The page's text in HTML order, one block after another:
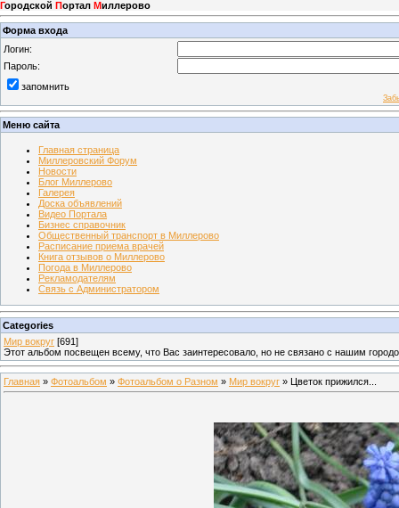
Городской Портал Миллерово
Форма входа
Логин:
Пароль:
запомнить
Меню сайта
Главная страница
Миллеровский Форум
Новости
Блог Миллерово
Галерея
Доска объявлений
Видео Портала
Бизнес справочник
Общественный транспорт в Миллерово
Расписание приема врачей
Книга отзывов о Миллерово
Погода в Миллерово
Рекламодателям
Связь с Администратором
Categories
Мир вокруг [691]
Этот альбом посвещен всему, что Вас заинтересовало, но не связано с нашим
Главная » Фотоальбом » Фотоальбом о Разном » Мир вокруг » Цветок прижился...